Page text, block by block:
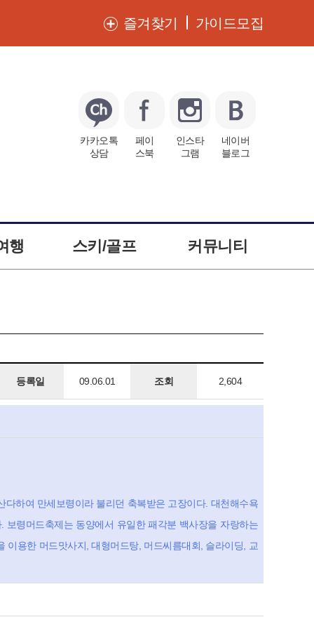
즐겨찾기 가이드모집
카카오톡
상담
페이
스북
인스타
그램
네이버
블로그
행 스키/골프 커뮤니티
등록일 09.06.01 조회 2,604
하여 만세보령이라 불리던 축복받은 고장이다. 대천해수욕
령머드축제는 동양에서 유일한 패각분 백사장을 자랑하는
용한 머드맛사지, 대형머드탕, 머드씨름대회, 슬라이딩, 교